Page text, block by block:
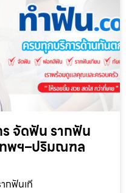
จัดฟัน รากฟัน
ทพฯ–ปริมณฑล
กฟันเที